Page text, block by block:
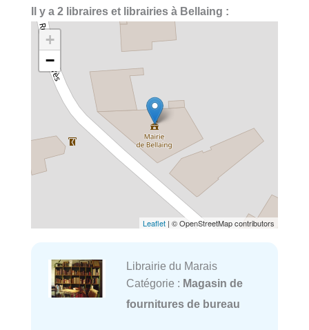
Il y a 2 libraires et librairies à Bellaing :
+
−
Leaflet | © OpenStreetMap contributors
Librairie du Marais
Catégorie : Magasin de
fournitures de bureau